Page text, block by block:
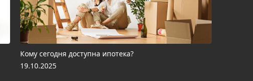
Кому сегодня доступна ипотека?
19.10.2025